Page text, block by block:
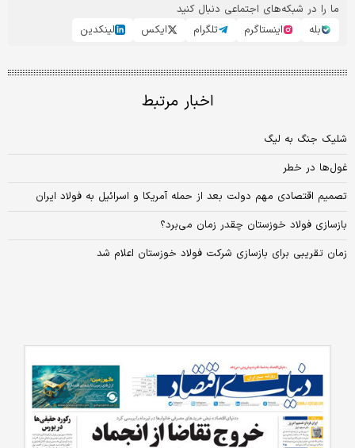
ما را در شبکه‌های اجتماعی دنبال کنید
بله
اینستاگرم تلگرام ایکس لینکدین
اخبار مرتبط
شلیک جنگ به لیگ
غول‌ها در خطر
تصمیم اقتصادی مهم دولت بعد از حمله آمریکا و اسرائیل به فولاد ایران
بازسازی فولاد خوزستان چقدر زمان می‌برد؟
زمان تقریبی برای بازسازی شرکت فولاد خوزستان اعلام شد